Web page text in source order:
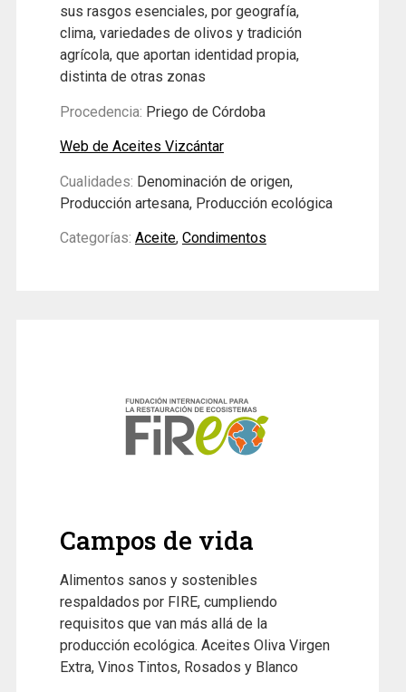
sus rasgos esenciales, por geografía,
clima, variedades de olivos y tradición
agrícola, que aportan identidad propia,
distinta de otras zonas
Procedencia: Priego de Córdoba
Web de Aceites Vizcántar
Cualidades: Denominación de origen,
Producción artesana, Producción ecológica
Categorías: Aceite, Condimentos
Campos de vida
Alimentos sanos y sostenibles
respaldados por FIRE, cumpliendo
requisitos que van más allá de la
producción ecológica. Aceites Oliva Virgen
Extra, Vinos Tintos, Rosados y Blanco